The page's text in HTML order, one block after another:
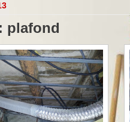
plafond